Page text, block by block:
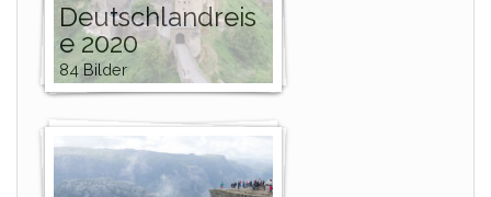
Deutschlandreis
e 2020
84 Bilder